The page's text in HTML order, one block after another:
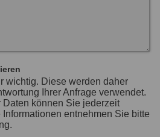
wichtig. Diese werden daher
Ihrer Anfrage verwendet.
Daten können Sie jederzeit
entnehmen Sie bitte